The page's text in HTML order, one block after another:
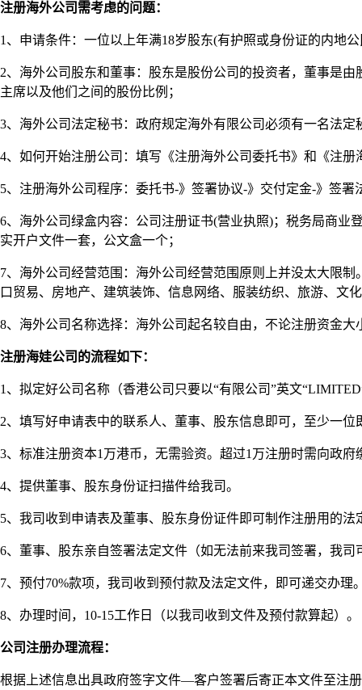
注册海外公司需考虑的问题：
1、申请条件：一位以上年满18岁股东(有护照或身份证的内地
2、海外公司股东和董事：股东是股份公司的投资者，董事是
主席以及他们之间的股份比例；
3、海外公司法定秘书：政府规定海外有限公司必须有一名法
4、如何开始注册公司：填写《注册海外公司委托书》和《注
5、注册海外公司程序：委托书-》签署协议-》交付定金-》签
6、海外公司绿盒内容：公司注册证书(营业执照)；税务局商业
实开户文件一套，公文盒一个；
7、海外公司经营范围：海外公司经营范围原则上并没太大限
口贸易、房地产、建筑装饰、信息网络、服装纺织、旅游、文
8、海外公司名称选择：海外公司起名较自由，不论注册资金
注册海娃公司的流程如下：
1、拟定好公司名称（香港公司只要以“有限公司”英文
2、填写好申请表中的联系人、董事、股东信息即可，至少一位
3、标准注册资本1万港币，无需验资。超过1万注册时需向政
4、提供董事、股东身份证扫描件给我司。
5、我司收到申请表及董事、股东身份证件即可制作注册用的法
6、董事、股东亲自签署法定文件（如无法前来我司签署，我
7、预付70%款项，我司收到预付款及法定文件，即可递交办理
8、办理时间，10-15工作日（以我司收到文件及预付款算起）。
公司注册办理流程：
根据上述信息出具政府签字文件—客户签署后寄正本文件至注